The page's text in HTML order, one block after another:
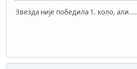
Звезда није победила 1. коло, али....